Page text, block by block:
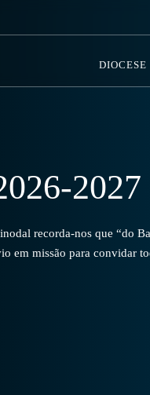
DIOCESE
2027
recorda-nos que “do
em missão para convidar